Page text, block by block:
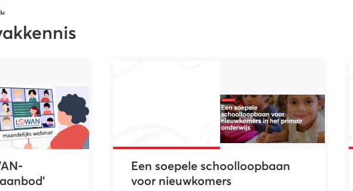
Een soepele schoolloopbaan
voor nieuwkomers